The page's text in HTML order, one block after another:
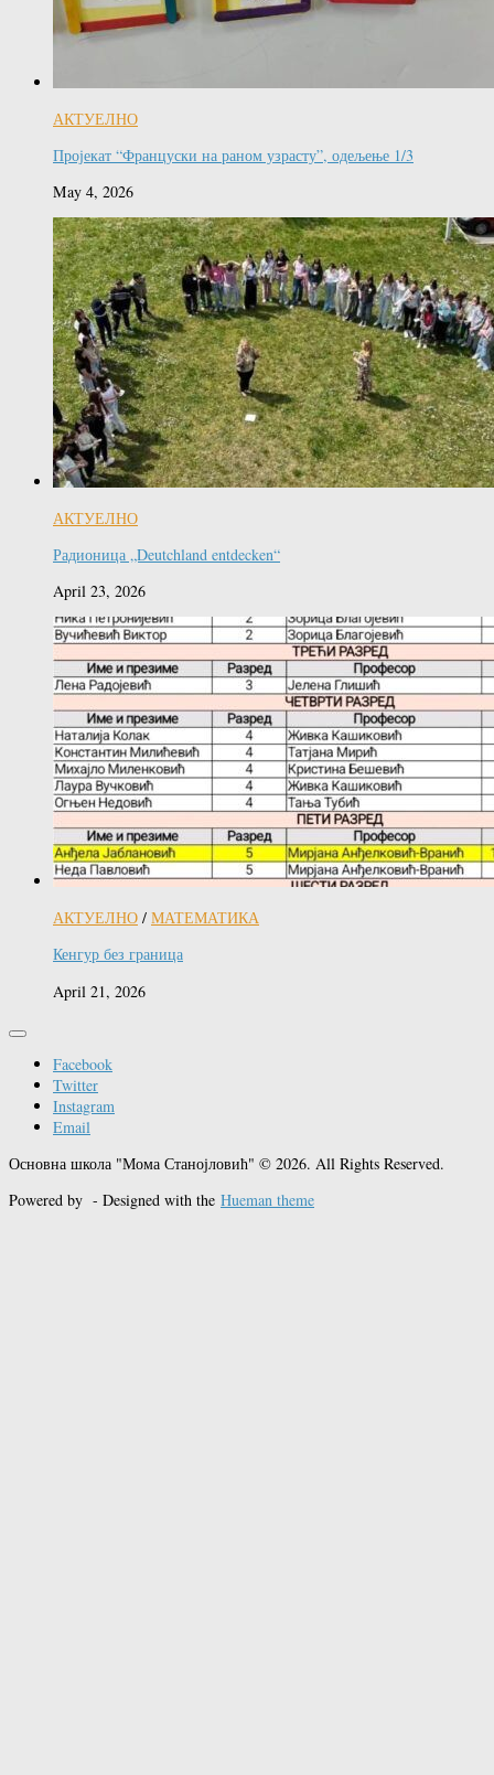
АКТУЕЛНО
Пројекат “Француски на раном узрасту”, одељење 1/3
May 4, 2026
АКТУЕЛНО
Радионица „Deutchland entdecken“
April 23, 2026
АКТУЕЛНО / МАТЕМАТИКА
Кенгур без граница
April 21, 2026
Facebook
Twitter
Instagram
Email
Основна школа "Мома Станојловић" © 2026. All Rights Reserved.
Powered by - Designed with the Hueman theme